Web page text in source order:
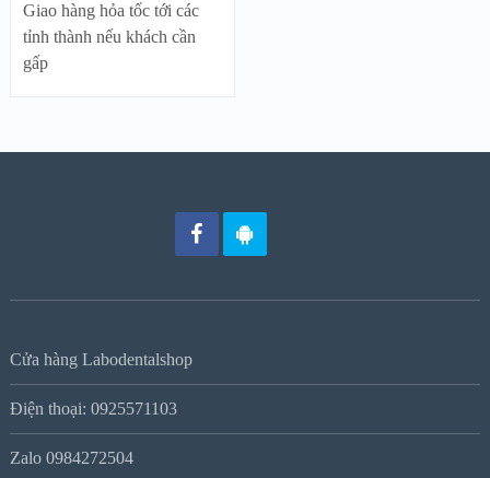
Giao hàng hỏa tốc tới các
tỉnh thành nếu khách cần
gấp
Cửa hàng Labodentalshop
Điện thoại: 0925571103
Zalo 0984272504